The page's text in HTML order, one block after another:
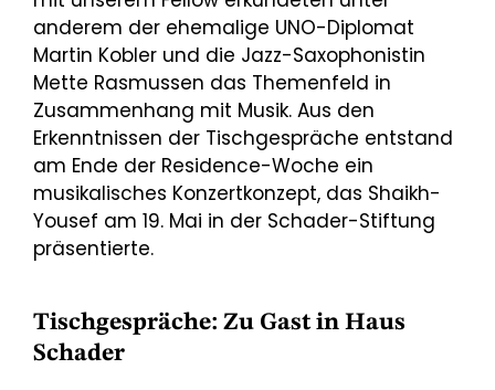
anderem der ehemalige UNO-Diplomat
Martin Kobler und die Jazz-Saxophonistin
Mette Rasmussen das Themenfeld in
Zusammenhang mit Musik. Aus den
Erkenntnissen der Tischgespräche entstand
am Ende der Residence-Woche ein
musikalisches Konzertkonzept, das Shaikh-
Yousef am 19. Mai in der Schader-Stiftung
präsentierte.
Tischgespräche: Zu Gast in Haus
Schader